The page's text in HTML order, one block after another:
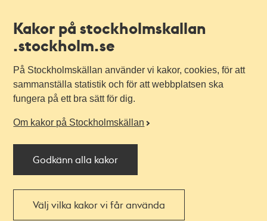
Kakor på stockholmskallan
.stockholm.se
På Stockholmskällan använder vi kakor, cookies, för att
sammanställa statistik och för att webbplatsen ska
fungera på ett bra sätt för dig.
Om kakor på Stockholmskällan
Godkänn alla kakor
Välj vilka kakor vi får använda